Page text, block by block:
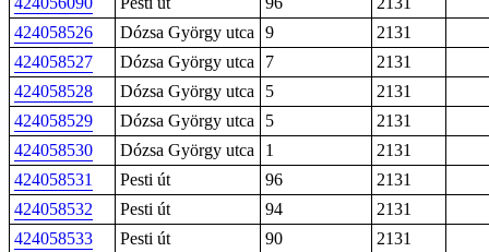
424058526
Dózsa György utca 9
2131
424058527
Dózsa György utca 7
2131
424058528
Dózsa György utca 5
2131
424058529
Dózsa György utca 5
2131
424058530
Dózsa György utca 1
2131
424058531
Pesti út 96
2131
424058532
Pesti út 94
2131
424058533
Pesti út 90
2131